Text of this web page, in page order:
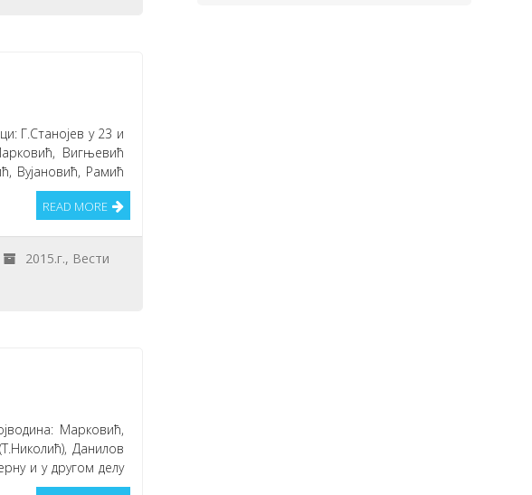
Г.Станојев у 23 и
Вигњевић
Вујановић, Рамић
READ MORE
2015.г., Вести
Марковић,
Данилов
и у другом делу